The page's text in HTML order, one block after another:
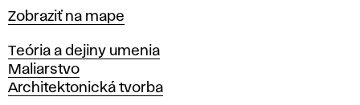
i
l
a
v
Mapa
Zobraziť na mape
Katedry
Teória a dejiny umenia
Maliarstvo
Architektonická tvorba